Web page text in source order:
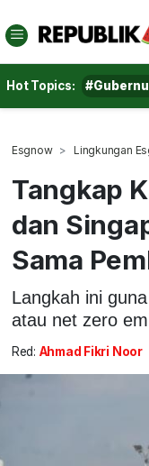
Hot Topics:
Esgnow Lingkungan
Tangkap
dan
Sama
Langkah ini
atau net zero
Red: Ahmad Fikri Noor